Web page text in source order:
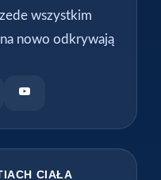
wszystkim
nowo odkrywają
CIAŁA